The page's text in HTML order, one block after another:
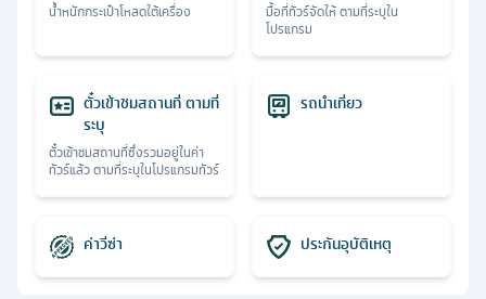
น้ำหนักกระเป๋าโหลดใต้เครื่อง
มื้อที่ทัวร์จัดให้ ตามที่ระบุใน
โปรแกรม
ตั๋วเข้าชมสถานที่ ตามที่
ระบุ
ตั๋วเข้าชมสถานที่ซึ่งรวมอยู่ในค่า
ทัวร์แล้ว ตามที่ระบุในโปรแกรมทัวร์
รถนำเที่ยว
ค่าวีซ่า ประกันอุบัติเหตุ